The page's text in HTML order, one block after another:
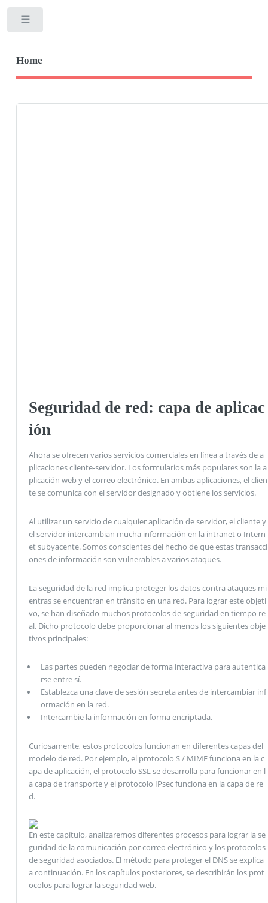
Home
Seguridad de red: capa de aplicac
ión
Ahora se ofrecen varios servicios comerciales en línea a través de a
plicaciones cliente-servidor. Los formularios más populares son la a
plicación web y el correo electrónico. En ambas aplicaciones, el clien
te se comunica con el servidor designado y obtiene los servicios.
Al utilizar un servicio de cualquier aplicación de servidor, el cliente y
el servidor intercambian mucha información en la intranet o Intern
et subyacente. Somos conscientes del hecho de que estas transacci
ones de información son vulnerables a varios ataques.
La seguridad de la red implica proteger los datos contra ataques mi
entras se encuentran en tránsito en una red. Para lograr este objeti
vo, se han diseñado muchos protocolos de seguridad en tiempo re
al. Dicho protocolo debe proporcionar al menos los siguientes obje
tivos principales:
Las partes pueden negociar de forma interactiva para autentica
rse entre sí.
Establezca una clave de sesión secreta antes de intercambiar inf
ormación en la red.
Intercambie la información en forma encriptada.
Curiosamente, estos protocolos funcionan en diferentes capas del
modelo de red. Por ejemplo, el protocolo S / MIME funciona en la c
apa de aplicación, el protocolo SSL se desarrolla para funcionar en l
a capa de transporte y el protocolo IPsec funciona en la capa de re
d.
En este capítulo, analizaremos diferentes procesos para lograr la se
guridad de la comunicación por correo electrónico y los protocolos
de seguridad asociados. El método para proteger el DNS se explica
a continuación. En los capítulos posteriores, se describirán los prot
ocolos para lograr la seguridad web.